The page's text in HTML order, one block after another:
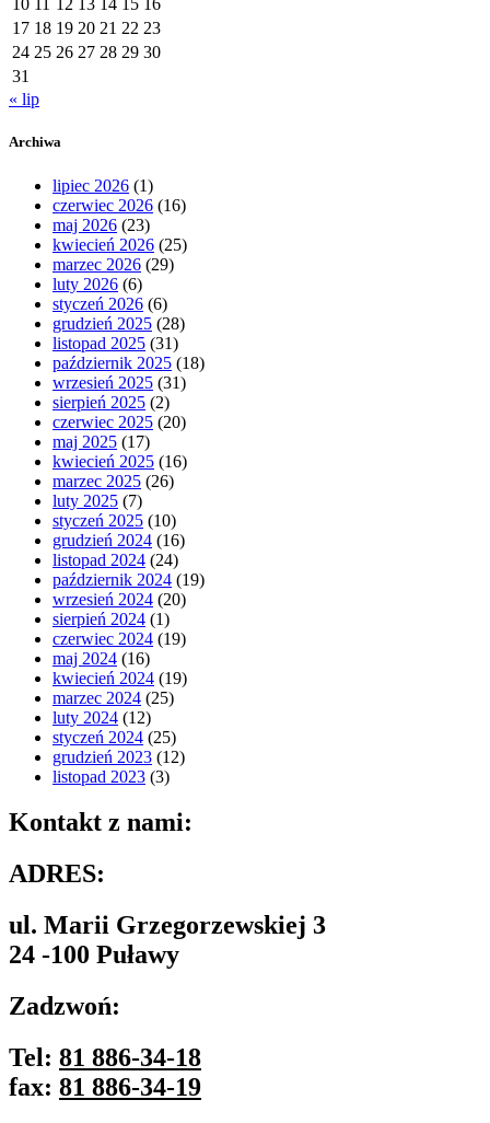
10 12 13 14 15
16
17 18 19 20 21 22 23
24 25 26 27 28 29 30
31
« lip
Archiwa
lipiec 2026 (1)
czerwiec 2026 (16)
maj 2026 (23)
kwiecień 2026 (25)
marzec 2026 (29)
luty 2026 (6)
styczeń 2026 (6)
grudzień 2025 (28)
listopad 2025 (31)
październik 2025 (18)
wrzesień 2025 (31)
sierpień 2025 (2)
czerwiec 2025 (20)
maj 2025 (17)
kwiecień 2025 (16)
marzec 2025 (26)
luty 2025 (7)
styczeń 2025 (10)
grudzień 2024 (16)
listopad 2024 (24)
październik 2024 (19)
wrzesień 2024 (20)
sierpień 2024 (1)
czerwiec 2024 (19)
maj 2024 (16)
kwiecień 2024 (19)
marzec 2024 (25)
luty 2024 (12)
styczeń 2024 (25)
grudzień 2023 (12)
listopad 2023 (3)
Kontakt z nami:
ADRES:
ul. Marii Grzegorzewskiej 3
24 -100 Puławy
Zadzwoń:
Tel: 81 886-34-18
fax: 81 886-34-19